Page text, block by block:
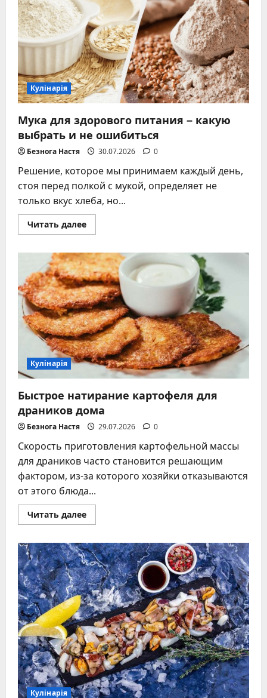
жира
–
5
проверенных
способов
чистки
Кулінарія
Мука для здорового питания – какую
выбрать и не ошибиться
Безнога Настя 30.07.2026 0
Решение, которое мы принимаем каждый день,
стоя перед полкой с мукой, определяет не
только вкус хлеба, но...
Читать далееПрочитать
больше
для
здорового
питания
–
какую
выбрать
и
не
ошибиться
Кулінарія
Быстрое натирание картофеля для
драников дома
Безнога Настя 29.07.2026 0
Скорость приготовления картофельной массы
для драников часто становится решающим
фактором, из-за которого хозяйки отказываются
от этого блюда...
Читать далееПрочитать
больше
натирание
картофеля
для
драников
дома
Кулінарія